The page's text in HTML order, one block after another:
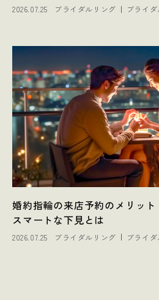
2026.07.25 ブライダルリング ブライ
婚約指輪の来店予約のメリッ
スマートな下見とは
2026.07.25 ブライダルリング ブライ